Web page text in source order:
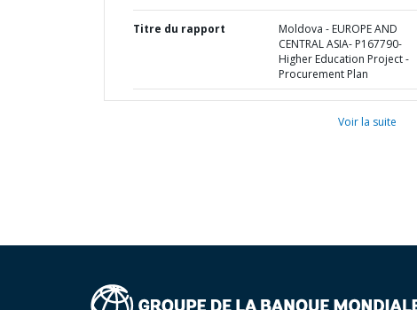
Titre du rapport
Moldova - EUROPE AND
CENTRAL ASIA- P167790-
Higher Education Project -
Procurement Plan
Voir la suite